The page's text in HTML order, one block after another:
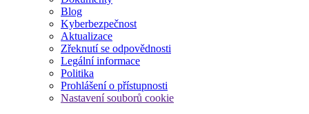
Blog
Kyberbezpečnost
Aktualizace
Zřeknutí se odpovědnosti
Legální informace
Politika
Prohlášení o přístupnosti
Nastavení souborů cookie